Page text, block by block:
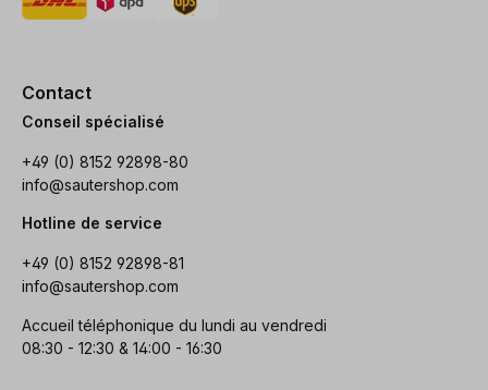
Contact
Conseil spécialisé
+49 (0) 8152 92898-80
info@sautershop.com
Hotline de service
+49 (0) 8152 92898-81
info@sautershop.com
Accueil téléphonique du lundi au vendredi
08:30 - 12:30 & 14:00 - 16:30